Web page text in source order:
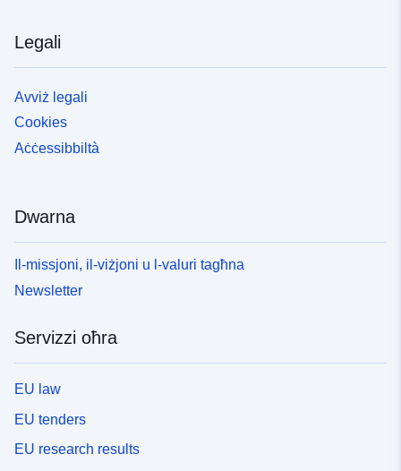
Legali
Avviż legali
Cookies
Aċċessibbiltà
Dwarna
Il-missjoni, il-viżjoni u l-valuri tagħna
Newsletter
Servizzi oħra
EU law
EU tenders
EU research results